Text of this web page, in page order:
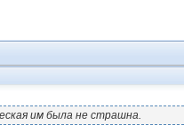
им была не страшна.